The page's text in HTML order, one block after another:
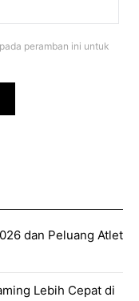
peramban ini untuk
dan Peluang Atlet
Lebih Cepat di